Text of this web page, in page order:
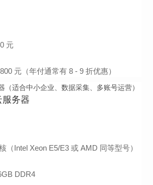
元
元（年付通常有 8 - 9 折优惠）
（适合中小企业、数据采集、多账号运营）
服务器
（Intel Xeon E5/E3 或 AMD 同等型号）
DDR4